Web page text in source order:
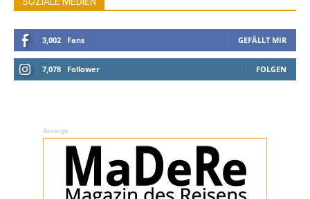
3,002 Fans GEFÄLLT MIR
7,078 Follower FOLGEN
Anzeige